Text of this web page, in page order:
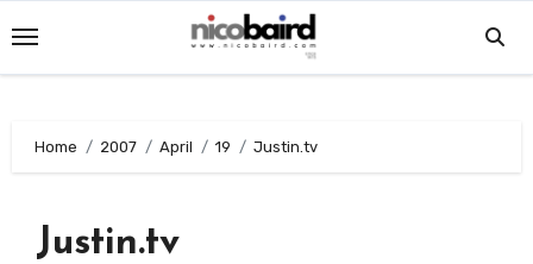
to
content
Home 2007 April 19 Justin.tv
Justin.tv